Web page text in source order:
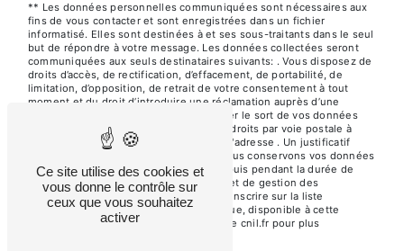
** Les données personnelles communiquées sont nécessaires aux
fins de vous contacter et sont enregistrées dans un fichier
informatisé. Elles sont destinées à et ses sous-traitants dans le seul
but de répondre à votre message. Les données collectées seront
communiquées aux seuls destinataires suivants: . Vous disposez de
droits d’accès, de rectification, d’effacement, de portabilité, de
limitation, d’opposition, de retrait de votre consentement à tout
moment et du droit d’introduire une réclamation auprès d’une
autorité de contrôle, ainsi que d’organiser le sort de vos données
post-mortem. Vous pouvez exercer ces droits par voie postale à
l'adresse ou par courrier électronique à l'adresse . Un justificatif
d'identité pourra vous être demandé. Nous conservons vos données
pendant la période de prise de contact puis pendant la durée de
prescription légale aux fins probatoires et de gestion des
contentieux. Vous avez le droit de vous inscrire sur la liste
d'opposition au démarchage téléphonique, disponible à cette
Bloctel.gouv.fr
. Consultez le site cnil.fr pour plus
Ce site utilise des cookies et
vous donne le contrôle sur
ceux que vous souhaitez
activer